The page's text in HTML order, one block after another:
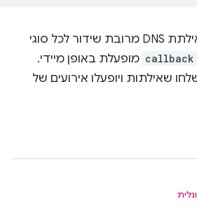
מבצע באופן מיידי שאילתת DNS מרובת שידור לכל סוגי
callback מופעלת באופן מיידי.
שאילתות ויופעלו אירועים של